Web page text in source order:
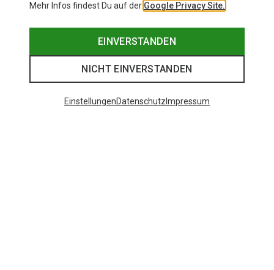
Mehr Infos findest Du auf der Google Privacy Site.
EINVERSTANDEN
NICHT EINVERSTANDEN
EinstellungenDatenschutz Impressum